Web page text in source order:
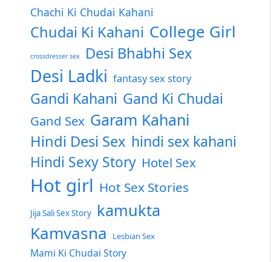
Chachi Ki Chudai Kahani
Chudai Ki Kahani College Girl
crossdresser sex Desi Bhabhi Sex
Desi Ladki fantasy sex story
Gandi Kahani Gand Ki Chudai
Gand Sex Garam Kahani
Hindi Desi Sex hindi sex kahani
Hindi Sexy Story Hotel Sex
Hot girl Hot Sex Stories
Jija Sali Sex Story kamukta
Kamvasna Lesbian Sex
Mami Ki Chudai Story